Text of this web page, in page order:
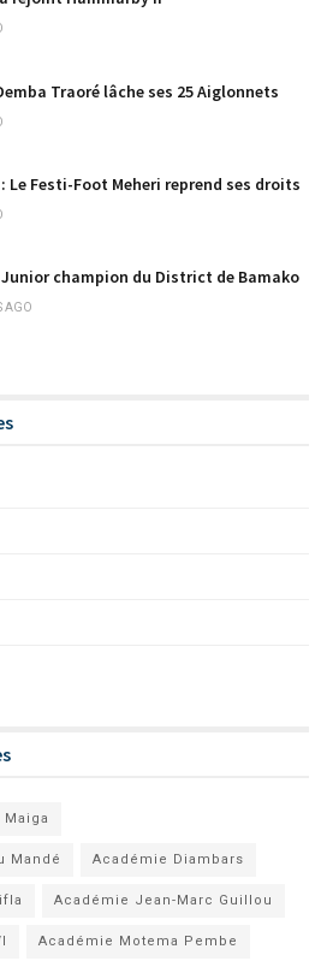
Traoré lâche ses 25 Aiglonnets
Le Festi-Foot Meheri reprend ses droits
champion du District de Bamako
AGO
Mandé Académie Diambars
Académie Jean-Marc Guillou
Académie Motema Pembe